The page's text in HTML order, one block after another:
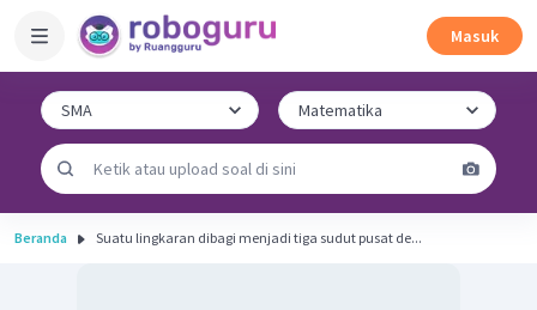
Masuk
Beranda Suatu lingkaran dibagi menjadi tiga sudut pusat de...